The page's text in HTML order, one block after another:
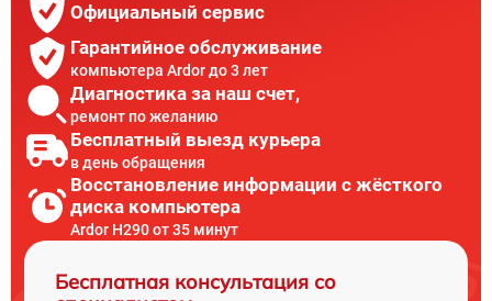
Официальный сервис
Гарантийное обслуживание
компьютера Ardor до 3 лет
Диагностика за наш счет,
ремонт по желанию
Бесплатный выезд курьера
в день обращения
Восстановление информации с жёсткого
диска компьютера
Ardor H290 от 35 минут
Бесплатная консультация со